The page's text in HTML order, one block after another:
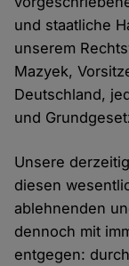
und staatliche
unserem
Mazyek,
Deutschland,
und
Unsere
diesen
ablehnenden
dennoch mit
entgegen: